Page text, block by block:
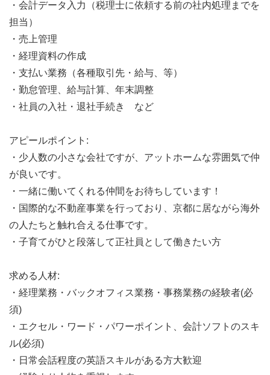
・会計データ入力（税理士に依頼する前の社内処理までを
担当）
・売上管理
・経理資料の作成
・支払い業務（各種取引先・給与、等）
・勤怠管理、給与計算、年末調整
・社員の入社・退社手続き など
アピールポイント:
・少人数の小さな会社ですが、アットホームな雰囲気で仲
が良いです。
・一緒に働いてくれる仲間をお待ちしています！
・国際的な不動産事業を行っており、京都に居ながら海外
の人たちと触れ合える仕事です。
・子育てがひと段落して正社員として働きたい方
求める人材:
・経理業務・バックオフィス業務・事務業務の経験者(必
須)
・エクセル・ワード・パワーポイント、会計ソフトのスキ
ル(必須)
・日常会話程度の英語スキルがある方大歓迎